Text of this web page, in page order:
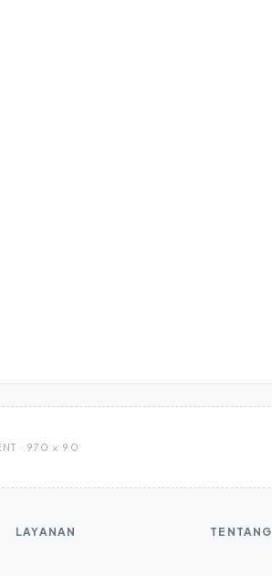
· 970 × 90
LAYANAN TENTANG